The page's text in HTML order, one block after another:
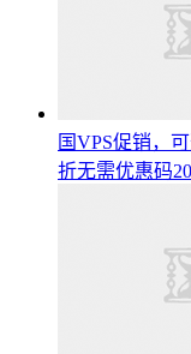
国VPS促销，
折无需优惠码